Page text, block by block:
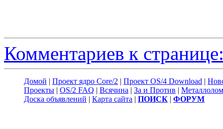
Комментариев к
Домой | Проект ядро Core/2 | Проект OS/4 Download |
Проекты | OS/2 FAQ | Всячина | За и Против | Металлолом
Доска объявлений | Карта сайта | ПОИСК | ФОРУМ